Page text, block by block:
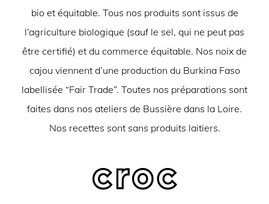
bio et équitable. Tous nos produits sont issus de
l’agriculture biologique (sauf le sel, qui ne peut pas
être certifié) et du commerce équitable. Nos noix de
cajou viennent d’une production du Burkina Faso
labellisée “Fair Trade”. Toutes nos préparations sont
faites dans nos ateliers de Bussière dans la Loire.
Nos recettes sont sans produits laitiers.